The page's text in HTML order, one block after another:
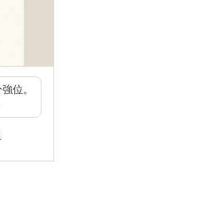
位。